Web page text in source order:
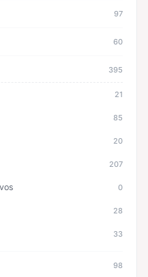
97
60
395
21
85
20
207
0
28
33
98